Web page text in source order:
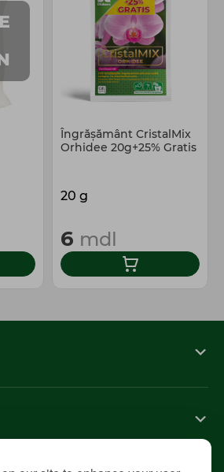
Îngrășământ CristalMix
Orhidee 20g+25% Gratis
20 g
6 mdl